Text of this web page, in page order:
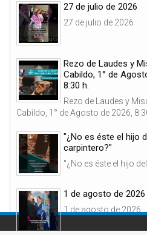
Novenario Virtual por los
Difuntos, 6 de Agosto de 2026,
18:00 h.
27 de julio de 2026
27 de julio de 2026
Rezo de Laudes y
Cabildo, 1° de
8:30 h.
Rezo de Laudes y
Cabildo, 1° de Agosto de 2026,
"¿No es éste el hijo
carpintero?"
"¿No es éste el hijo
1 de agosto de 2026
1 de agosto de 2026